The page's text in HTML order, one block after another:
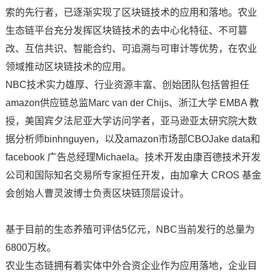
索的先行者，已逐渐实现了区块链技术的应用和落地。农业
生态链平台充分发挥区块链技术的去中心化特征、不可篡
改、互信共识、智能合约、可追溯与可审计等优势，在农业
领域推动区块链技术的应用。
NBC技术实力雄厚、行业资源丰富、创始团队包括曾担任
amazon供应链总监Marc van der Chijs、浙江大学 EMBA 教
授，美国宾夕法尼亚大学访问学者，亚马逊亚太研究院大数
据分析师binhnguyen，以及amazon市场部CBOJake data和
facebook 广告总经理Michaela。技术开发由康百德技术开发
公司和国际知名交易所专家担任开发，由加拿大 CROS 基金
会创始人曹灵波博士负责区块链顶层设计。
基于目前的生态养殖可评估5亿元，NBC当前发行的总量为
6800万枚。
农业生态链拥有着实体中外合资企业作为应用落地，企业目